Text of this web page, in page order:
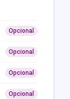
Opcional
Opcional
Opcional
Opcional